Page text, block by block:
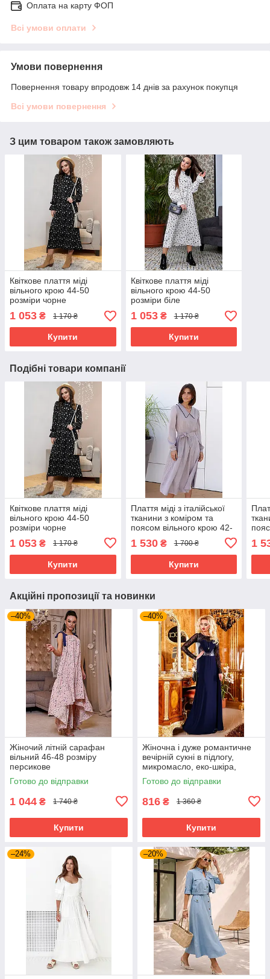
Оплата на карту ФОП
Всі умови оплати
Умови повернення
Повернення товару впродовж 14 днів за рахунок покупця
Всі умови повернення
З цим товаром також замовляють
Квіткове плаття міді
вільного крою 44-50
розміри чорне
1 053 ₴ 1 170 ₴
Купити
Квіткове плаття міді
вільного крою 44-50
розміри біле
1 053₴ 1 170 ₴
Купити
Подібні товари компанії
Квіткове плаття міді
вільного крою 44-50
розміри чорне
1 053 ₴ 1 170 ₴
Купити
Плаття міді з італійської
тканини з коміром та
поясом вільного крою 42-
52 розміри різні кольори
марсала
1 530₴ 1 700 ₴
Купити
1
Акційні пропозиції та новинки
–40%
Жіночий літній сарафан
вільний 46-48 розміру
персикове
Готово до відправки
1 044 ₴ 1 740 ₴
Купити
–40%
Жіночна і дуже романтичне
вечірній сукні в підлогу,
микромасло, еко-шкіра,
перфорована шкіра, розмір
44-48
Готово до відправки
816 ₴ 1 360 ₴
Купити
–24% –20%